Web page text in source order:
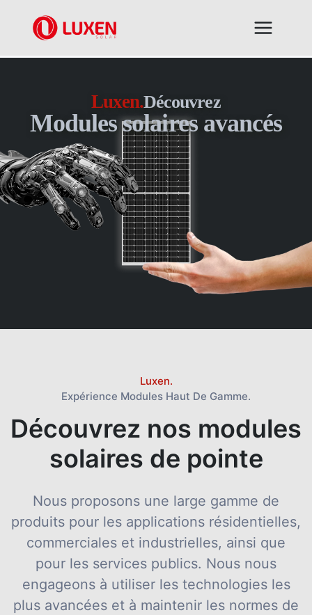
contenu
Luxen.Découvrez
Modules solaires avancés
Luxen.
Expérience Modules Haut De Gamme.
Découvrez nos modules
solaires de pointe
Nous proposons une large gamme de
produits pour les applications résidentielles,
commerciales et industrielles, ainsi que
pour les services publics. Nous nous
engageons à utiliser les technologies les
plus avancées et à maintenir les normes de